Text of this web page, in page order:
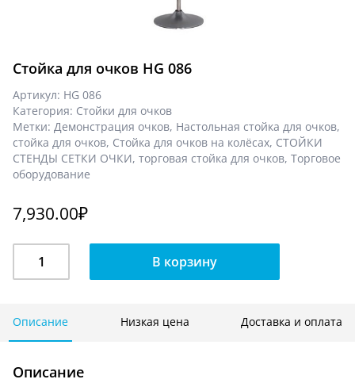
Стойка для очков HG 086
Артикул: HG 086
Категория: Стойки для очков
Метки: Демонстрация очков, Настольная стойка для очков,
стойка для очков, Стойка для очков на колёсах, СТОЙКИ
СТЕНДЫ СЕТКИ ОЧКИ, торговая стойка для очков, Торговое
оборудование
7,930.00₽
Стойка
HG
086
В корзину
Описание Низкая цена Доставка и оплата
Описание